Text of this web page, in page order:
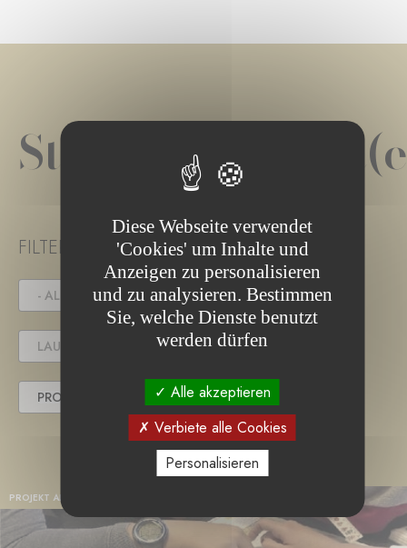
FILTER PROJECT STATUS
- ALLE - IN DER AUSSCHREIBUNG
LAUFENDES PROJEKT
PROJEKT ABGESCHLOSSEN
PROJEKT ABGESCHLOSSEN
Diese Webseite verwendet
'Cookies' um Inhalte und
Anzeigen zu personalisieren
und zu analysieren. Bestimmen
Sie, welche Dienste benutzt
werden dürfen
Alle akzeptieren
Verbiete alle Cookies
Personalisieren